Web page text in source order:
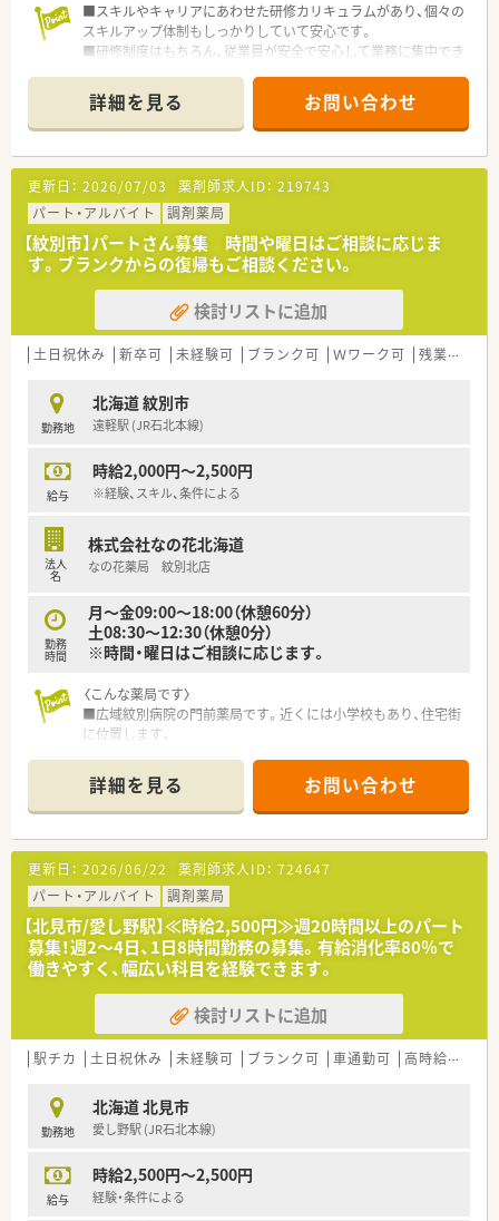
■スキルやキャリアにあわせた研修カリキュラムがあり、個々の
スキルアップ体制もしっかりしていて安心です。
■研修制度はもちろん、従業員が安全で安心して業務に集中でき
整えており、効率的に業務に取り組めます。
■福利厚生が厚く、ライフスタイルに応じて勤務できる環境で
す 長く勤務していきたい方に最適ですよ。
■有休消化率良くお休みもしっかりとれます♪頑張ったご褒美
に海外旅行も。。連休取得もできます。
詳細を見る お問い合わせ
更新日： 2026/07/03 薬剤師求人ID： 219743
パート・アルバイト
調剤薬局
【紋別市】パートさん募集 時間や曜日はご相談に応じま
す。ブランクからの復帰もご相談ください。
検討リストに追加
土日祝休み 新卒可 未経験可 ブランク可 Ｗワーク可 残業なし(ほぼなし含む)
勤務地
北海道 紋別市
遠軽駅 (JR石北本線)
給与
時給2,000円～2,500円
※経験、スキル、条件による
法人
名
株式会社なの花北海道
なの花薬局 紋別北店
勤務
時間
月～金09:00～18:00（休憩60分）
土08:30～12:30（休憩0分）
※時間・曜日はご相談に応じます。
〈こんな薬局です〉
■広域紋別病院の門前薬局です。近くには小学校もあり、住宅街
に位置します。
■1日平均150枚程、複数科の処方せんを応需しています。スキ
ルアップしたい方にもオススメです。
〈パート薬剤師さん募集です〉
■時間や回数はご相談に応じます。短時間から始めたい方もご
相談ください！
■AMのみ、またはPMのみの勤務や、出勤回数についてもご相談
させていただきます
■週20時間以上勤務で社保加入対象です。しっかり働きたい方
も歓迎！
■サポート体制万全！研修制度も整っています。
経験が浅くて調剤に自信のない方、結婚や出産などでブランク
ある方の復帰も歓迎です。
〈企業紹介〉
地域密着型店舗の割合が76.8%と高く、地域の人々の暮らしや
人生に寄り添う地域に根付いた薬局展開を行っています。
■ご主人の転勤などがあっても、退職することなく店舗異動のご
全国展開の薬局だからこそ！の安心感があります。
詳細を見る お問い合わせ
更新日： 2026/06/22 薬剤師求人ID： 724647
パート・アルバイト
調剤薬局
【北見市/愛し野駅】≪時給2,500円≫週20時間以上のパート
募集！週2～4日、1日8時間勤務の募集。有給消化率80％で
働きやすく、幅広い科目を経験できます。
検討リストに追加
駅チカ 土日祝休み 未経験可 ブランク可 車通勤可 高時給(2,500円以上)
勤務地
北海道 北見市
愛し野駅 (JR石北本線)
給与
時給2,500円～2,500円
経験・条件による